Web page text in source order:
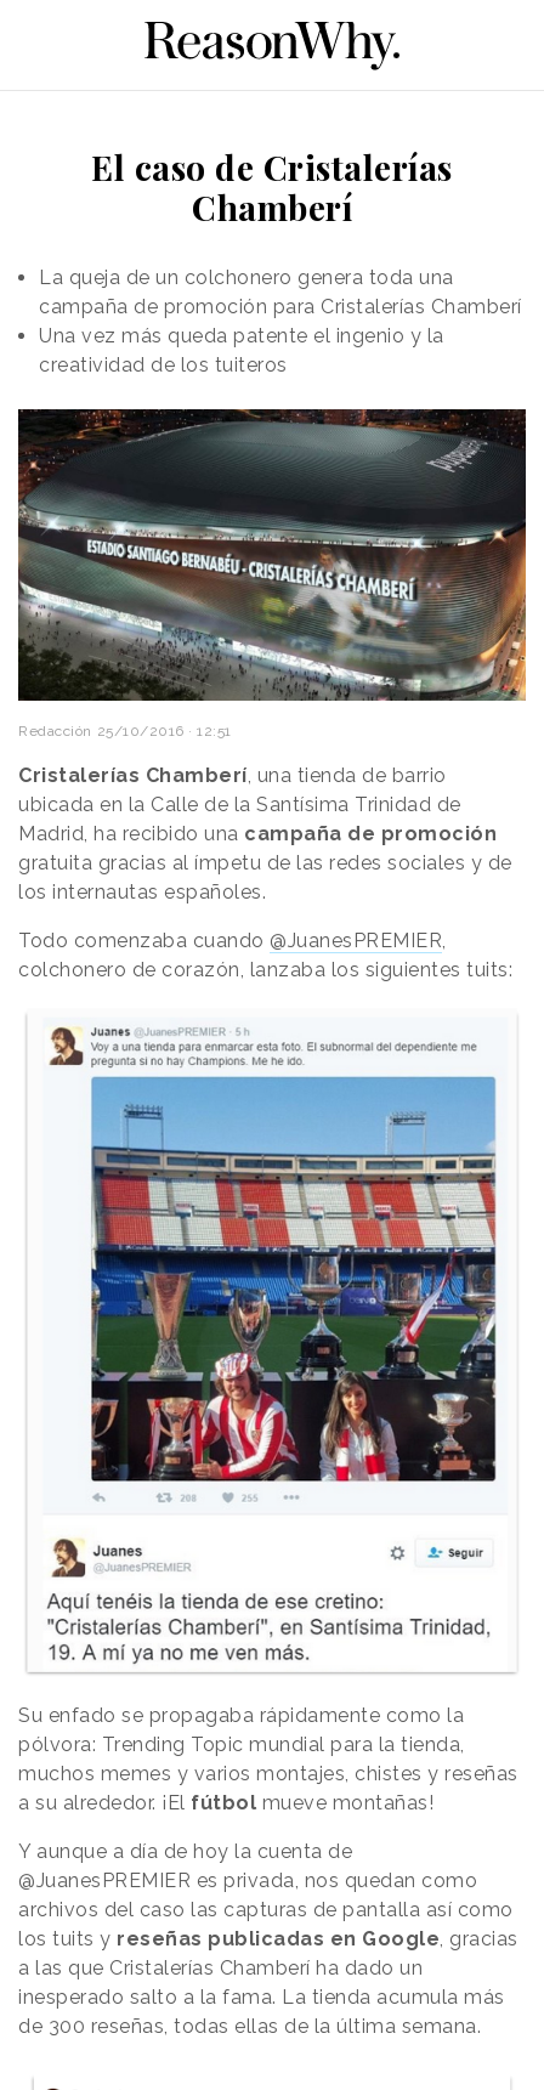
El caso de Cristalerías
Chamberí
La queja de un colchonero genera toda una
campaña de promoción para Cristalerías Chamberí
Una vez más queda patente el ingenio y la
creatividad de los tuiteros
Redacción 25/10/2016 · 12:51
Cristalerías Chamberí, una tienda de barrio
ubicada en la Calle de la Santísima Trinidad de
Madrid, ha recibido una campaña de promoción
gratuita gracias al ímpetu de las redes sociales y de
los internautas españoles.
Todo comenzaba cuando @JuanesPREMIER,
colchonero de corazón, lanzaba los siguientes tuits:
Su enfado se propagaba rápidamente como la
pólvora: Trending Topic mundial para la tienda,
muchos memes y varios montajes, chistes y reseñas
a su alrededor. ¡El fútbol mueve montañas!
Y aunque a día de hoy la cuenta de
@JuanesPREMIER es privada, nos quedan como
archivos del caso las capturas de pantalla así como
los tuits y reseñas publicadas en Google, gracias
a las que Cristalerías Chamberí ha dado un
inesperado salto a la fama. La tienda acumula más
de 300 reseñas, todas ellas de la última semana.